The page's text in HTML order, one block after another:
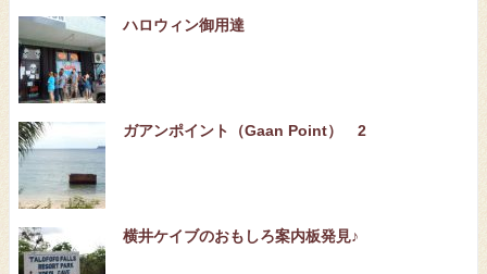
ハロウィン御用達
ガアンポイント（Gaan Point） 2
横井ケイブのおもしろ案内板発見♪